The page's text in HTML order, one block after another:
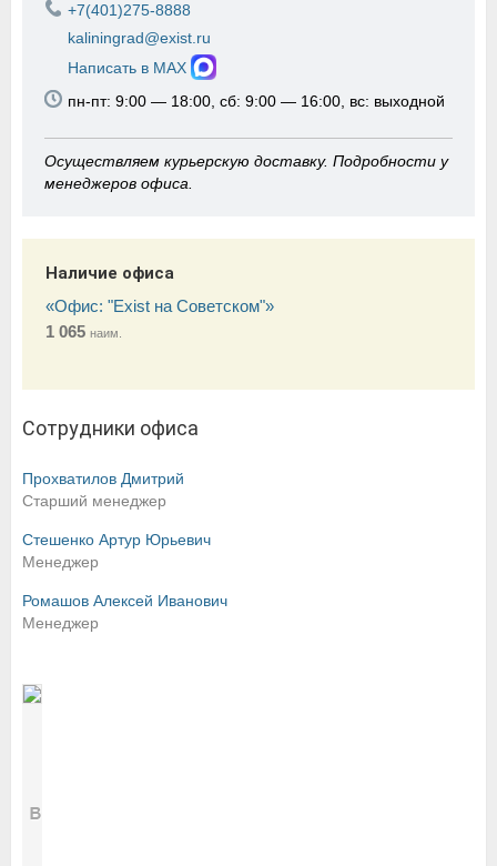
+7(401)275-8888
kaliningrad@exist.ru
Написать в MAX
пн-пт: 9:00 — 18:00, сб: 9:00 — 16:00, вс: выходной
Осуществляем курьерскую доставку. Подробности у
менеджеров офиса.
Наличие офиса
«Офис: "Exist на Cоветском"»
1 065 наим.
Сотрудники офиса
Прохватилов Дмитрий
Старший менеджер
Стешенко Артур Юрьевич
Менеджер
Ромашов Алексей Иванович
Менеджер